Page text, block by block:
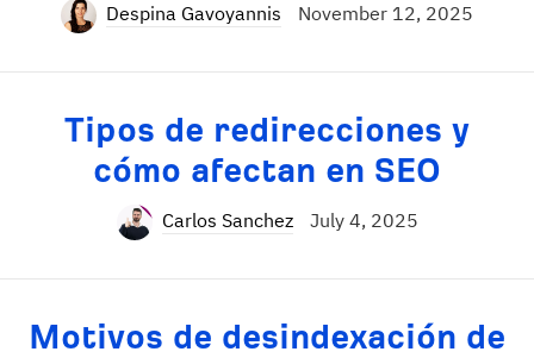
Despina Gavoyannis November 12, 2025
Tipos de redirecciones y
cómo afectan en SEO
Carlos Sanchez July 4, 2025
Motivos de desindexación de